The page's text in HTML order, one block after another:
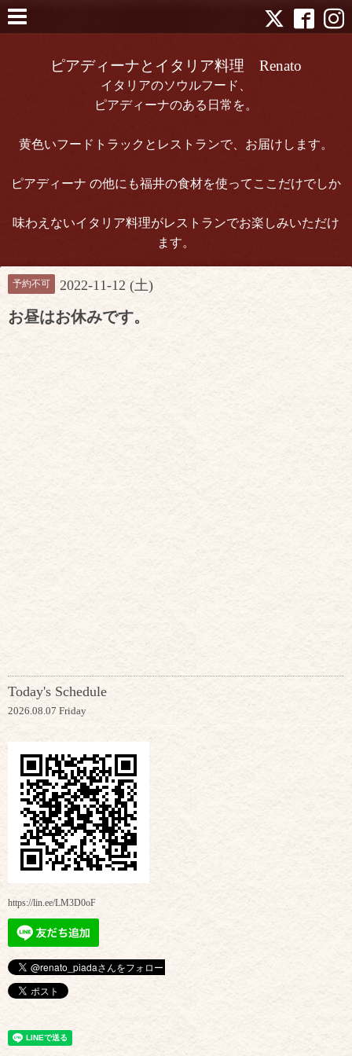
ピアディーナとイタリア料理 Renato
イタリアのソウルフード、
ピアディーナのある日常を。
黄色いフードトラックとレストランで、お届けします。
ピアディーナ の他にも福井の食材を使ってここだけでしか
味わえないイタリア料理がレストランでお楽しみいただけ
ます。
予約不可 2022-11-12 (土)
お昼はお休みです。
Today's Schedule
2026.08.07 Friday
https://lin.ee/LM3D0oF